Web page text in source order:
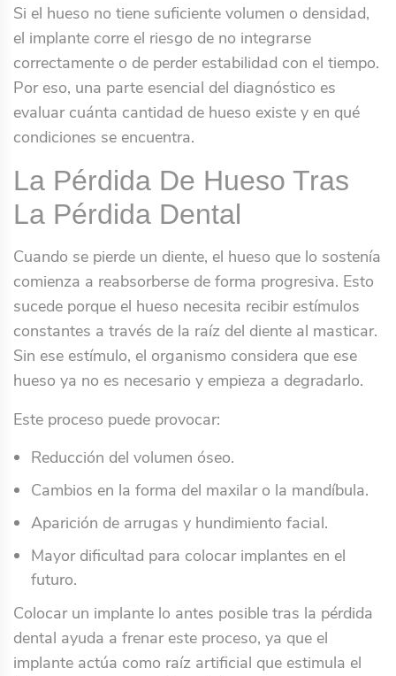
Si el hueso no tiene suficiente volumen o densidad,
el implante corre el riesgo de no integrarse
correctamente o de perder estabilidad con el tiempo.
Por eso, una parte esencial del diagnóstico es
evaluar cuánta cantidad de hueso existe y en qué
condiciones se encuentra.
La Pérdida De Hueso Tras
La Pérdida Dental
Cuando se pierde un diente, el hueso que lo sostenía
comienza a reabsorberse de forma progresiva. Esto
sucede porque el hueso necesita recibir estímulos
constantes a través de la raíz del diente al masticar.
Sin ese estímulo, el organismo considera que ese
hueso ya no es necesario y empieza a degradarlo.
Este proceso puede provocar:
Reducción del volumen óseo.
Cambios en la forma del maxilar o la mandíbula.
Aparición de arrugas y hundimiento facial.
Mayor dificultad para colocar implantes en el
futuro.
Colocar un implante lo antes posible tras la pérdida
dental ayuda a frenar este proceso, ya que el
implante actúa como raíz artificial que estimula el